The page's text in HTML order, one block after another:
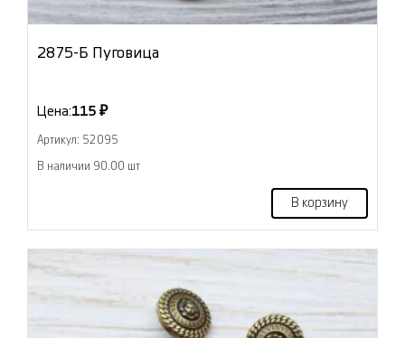
2875-Б Пуговица
Цена:115 ₽
Артикул: 52095
В наличии 90.00 шт
В корзину